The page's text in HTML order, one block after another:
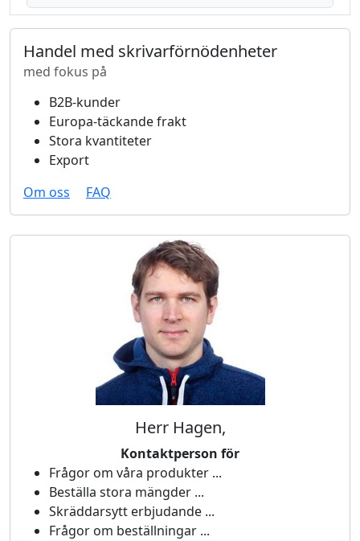
Handel med skrivarförnödenheter
med fokus på
B2B-kunder
Europa-täckande frakt
Stora kvantiteter
Export
Om oss
FAQ
Herr Hagen,
Kontaktperson för
Frågor om våra produkter ...
Beställa stora mängder ...
Skräddarsytt erbjudande ...
Frågor om beställningar ...